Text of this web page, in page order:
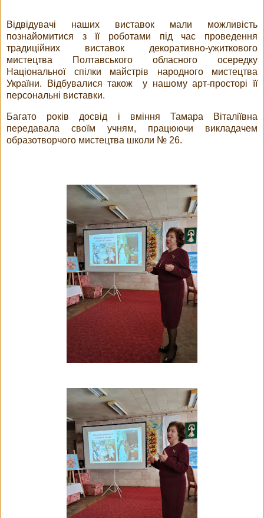
Відвідувачі наших виставок мали можливість
познайомитися з її роботами під час проведення
традиційних виставок декоративно-ужиткового
мистецтва Полтавського обласного осередку
Національної спілки майстрів народного мистецтва
України. Відбувалися також у нашому арт-просторі її
персональні виставки.
Багато років досвід і вміння Тамара Віталіївна
передавала своїм учням, працюючи викладачем
образотворчого мистецтва школи № 26.